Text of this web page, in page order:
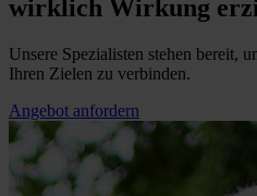
wirklich Wirkung
Unsere Spezialisten stehen bereit,
Ihren Zielen zu verbinden.
Angebot anfordern